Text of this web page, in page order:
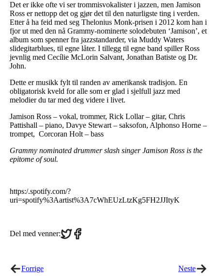
Det er ikke ofte vi ser trommisvokalister i jazzen, men Jamison
Ross er nettopp det og gjør det til den naturligste ting i verden.
Etter å ha feid med seg Thelonius Monk-prisen i 2012 kom han i
fjor ut med den nå Grammy-nominerte solodebuten ‘Jamison’, et
album som spenner fra jazzstandarder, via Muddy Waters
slidegitarblues, til egne låter. I tillegg til egne band spiller Ross
jevnlig med Cecílie McLorin Salvant, Jonathan Batiste og Dr.
John.
Dette er musikk fylt til randen av amerikansk tradisjon. En
obligatorisk kveld for alle som er glad i sjelfull jazz med
melodier du tar med deg videre i livet.
Jamison Ross – vokal, trommer, Rick Lollar – gitar, Chris
Pattishall – piano, Davye Stewart – saksofon, Alphonso Horne –
trompet, Corcoran Holt – bass
Grammy nominated drummer slash singer Jamison Ross is the
epitome of soul.
https:/.spotify.com/?
uri=spotify%3Aartist%3A7cWhEUzLtzKg5FH2JJItyK
Del med venner:Share
on
Share
on
Forrige Neste